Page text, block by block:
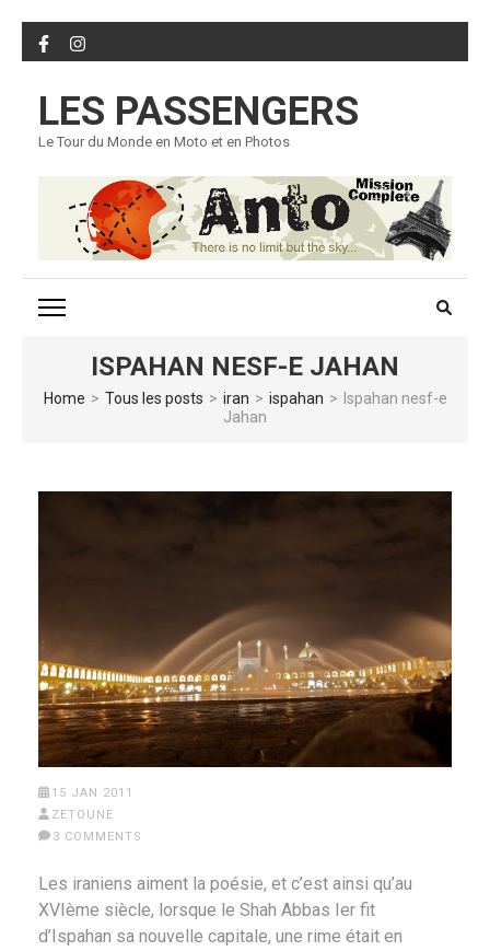
Skip
to
(Press
Enter)
LES PASSENGERS
Le Tour du Monde en Moto et en Photos
ISPAHAN NESF-E JAHAN
Home > Tous les posts > iran > ispahan > Ispahan nesf-e
Jahan
15 JAN 2011
ZETOUNE
3 COMMENTS
Les iraniens aiment la poésie, et c’est ainsi qu’au
XVIème siècle, lorsque le Shah Abbas Ier fit
d’Ispahan sa nouvelle capitale, une rime était en